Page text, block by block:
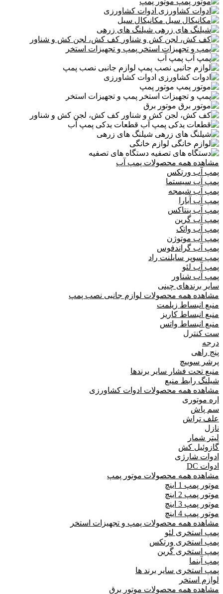
ادوات کشاورزی
مکانیکال سیل
شیلنگ های زرهی
کف کش، لجن کش و شناور
پمپ و تجهیزات استخر
پمپ آب
لوازم جانبی نصب پمپ
ادوات کشاورزی
موتور پمپ
پمپ و تجهیزات استخر
موتور برق
کف کش، لجن کش و شناور
قطعات یدکی پمپ آب
شیلنگ های زرهی
لوازم خانگی
دستگاه های تصفیه
مشاهده همه محصولات پمپ آب
پمپ آب ورتکس
پمپ آب سیستما
پمپ آب شیمجه
پمپ آب آبارا
پمپ آب پنتاکس
پمپ آب گرین
پمپ آب واتک
پمپ آب موتوژن
پمپ آب گراندفوس
پمپ سوپر سایلنت راد
پمپ آب لئو
پمپ آب شناور
سایر برندهای چینی
مشاهده همه محصولات لوازم جانبی نصب پمپ
منبع انبساط زیلمت
منبع انبساط کاریز
منبع انبساط واتس
ست کنترل
درجه
پنج راهی
پرشر سوییچ
منبع تحت فشار سایر برندها
شیلنگ رابط منبع
مشاهده همه محصولات ادوات کشاورزی
اره موتوری
سم پاش
علف تراش
نازل
لیتر شمار
گازوئیل کش
ادوات شارژی
ادوات DC
مشاهده همه محصولات موتور پمپ
موتور پمپ 1 اینچ
موتور پمپ 2 اینچ
موتور پمپ 3 اینچ
موتور پمپ 4 اینچ
مشاهده همه محصولات پمپ و تجهیزات استخر
پمپ استخری لئو
پمپ استخری ورتکس
پمپ استخری گرین
پمپ آبنما
پمپ استخری سایر برند ها
لوازم استخر
مشاهده همه محصولات موتور برق